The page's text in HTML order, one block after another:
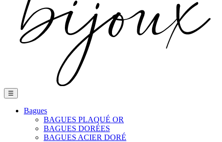
Basculer
la
navigation
☰
Bagues
BAGUES PLAQUÉ OR
BAGUES DORÉES
BAGUES ACIER DORÉ